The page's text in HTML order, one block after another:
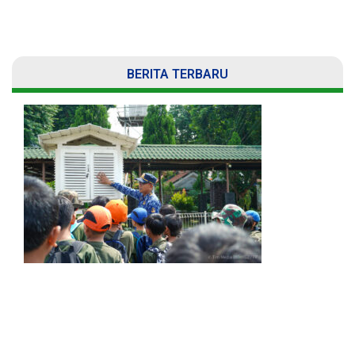
BERITA TERBARU